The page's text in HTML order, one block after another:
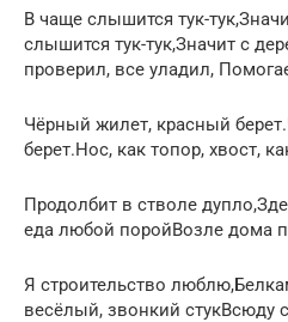
В чаще слышится тук-
слышится тук-тук,Значит с
проверил, все уладил,
Чёрный жилет, красный
берет.Нос, как топор, хвост,
Продолбит в стволе
еда любой поройВозле дома
Я строительство
весёлый, звонкий стукВсюду